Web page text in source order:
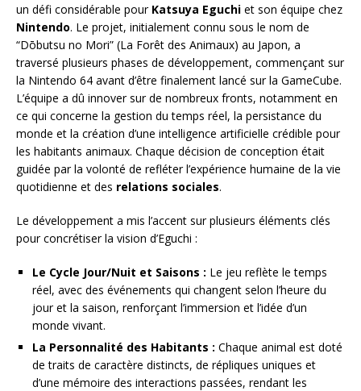
un défi considérable pour Katsuya Eguchi et son équipe chez
Nintendo. Le projet, initialement connu sous le nom de
“Dōbutsu no Mori” (La Forêt des Animaux) au Japon, a
traversé plusieurs phases de développement, commençant sur
la Nintendo 64 avant d’être finalement lancé sur la GameCube.
L’équipe a dû innover sur de nombreux fronts, notamment en
ce qui concerne la gestion du temps réel, la persistance du
monde et la création d’une intelligence artificielle crédible pour
les habitants animaux. Chaque décision de conception était
guidée par la volonté de refléter l’expérience humaine de la vie
quotidienne et des relations sociales.
Le développement a mis l’accent sur plusieurs éléments clés
pour concrétiser la vision d’Eguchi :
Le Cycle Jour/Nuit et Saisons : Le jeu reflète le temps
réel, avec des événements qui changent selon l’heure du
jour et la saison, renforçant l’immersion et l’idée d’un
monde vivant.
La Personnalité des Habitants : Chaque animal est doté
de traits de caractère distincts, de répliques uniques et
d’une mémoire des interactions passées, rendant les